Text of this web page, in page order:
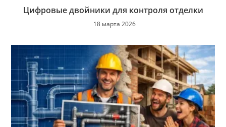
Цифровые двойники для контроля отделки
18 марта 2026